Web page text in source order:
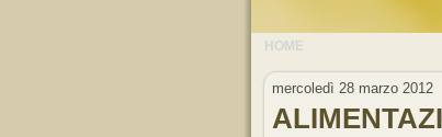
HOME
mercoledì 28 marzo 2012